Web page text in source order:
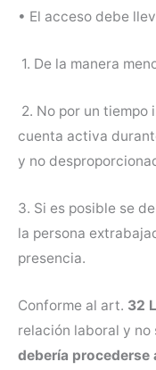
• El acceso debe
1. De la manera
2. No por un tiempo
cuenta activa
y no
3. Si es posible se
la persona
presencia.
Conforme al art. 32
relación laboral y no
debería procederse